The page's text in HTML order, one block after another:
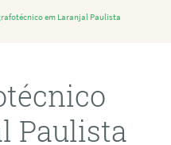
em Laranjal Paulista
Paulista